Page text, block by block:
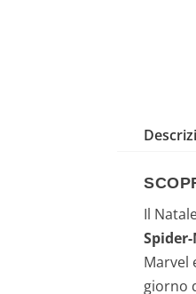
Il
Marvel
giorno